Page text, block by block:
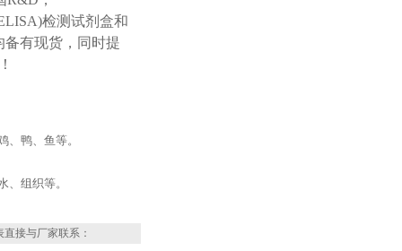
)检测试剂盒和
有现货，同时提
鸭、鱼等。
组织等。
接与厂家联系：